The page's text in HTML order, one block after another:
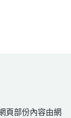
頁部份內容由網